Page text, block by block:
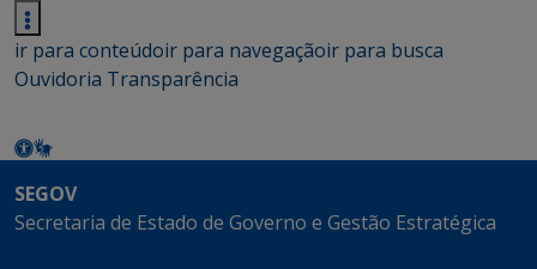
ir para conteúdoir para navegaçãoir para busca
Ouvidoria Transparência
SEGOV
Secretaria de Estado de Governo e Gestão Estratégica